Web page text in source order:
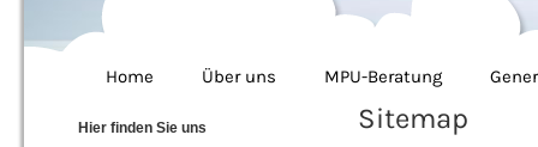
Home Über uns MPU-Beratung
Hier finden Sie uns
Sitemap